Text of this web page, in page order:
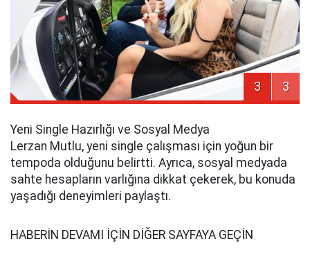
3 3
Yeni Single Hazırlığı ve Sosyal Medya
Lerzan Mutlu, yeni single çalışması için yoğun bir
tempoda olduğunu belirtti. Ayrıca, sosyal medyada
sahte hesapların varlığına dikkat çekerek, bu konuda
yaşadığı deneyimleri paylaştı.
HABERİN DEVAMI İÇİN DİĞER SAYFAYA GEÇİN